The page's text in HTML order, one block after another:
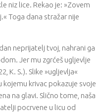
niz lice. Rekao je: »Zovem
Toga dana stražar nije
neprijatelj tvoj, nahrani ga
Jer mu zgrćeš ugljevlje
K. S.). Slike »ugljevlja«
krivac pokazuje svoje
na glavi. Slično tome, naša
pocrvene u licu od